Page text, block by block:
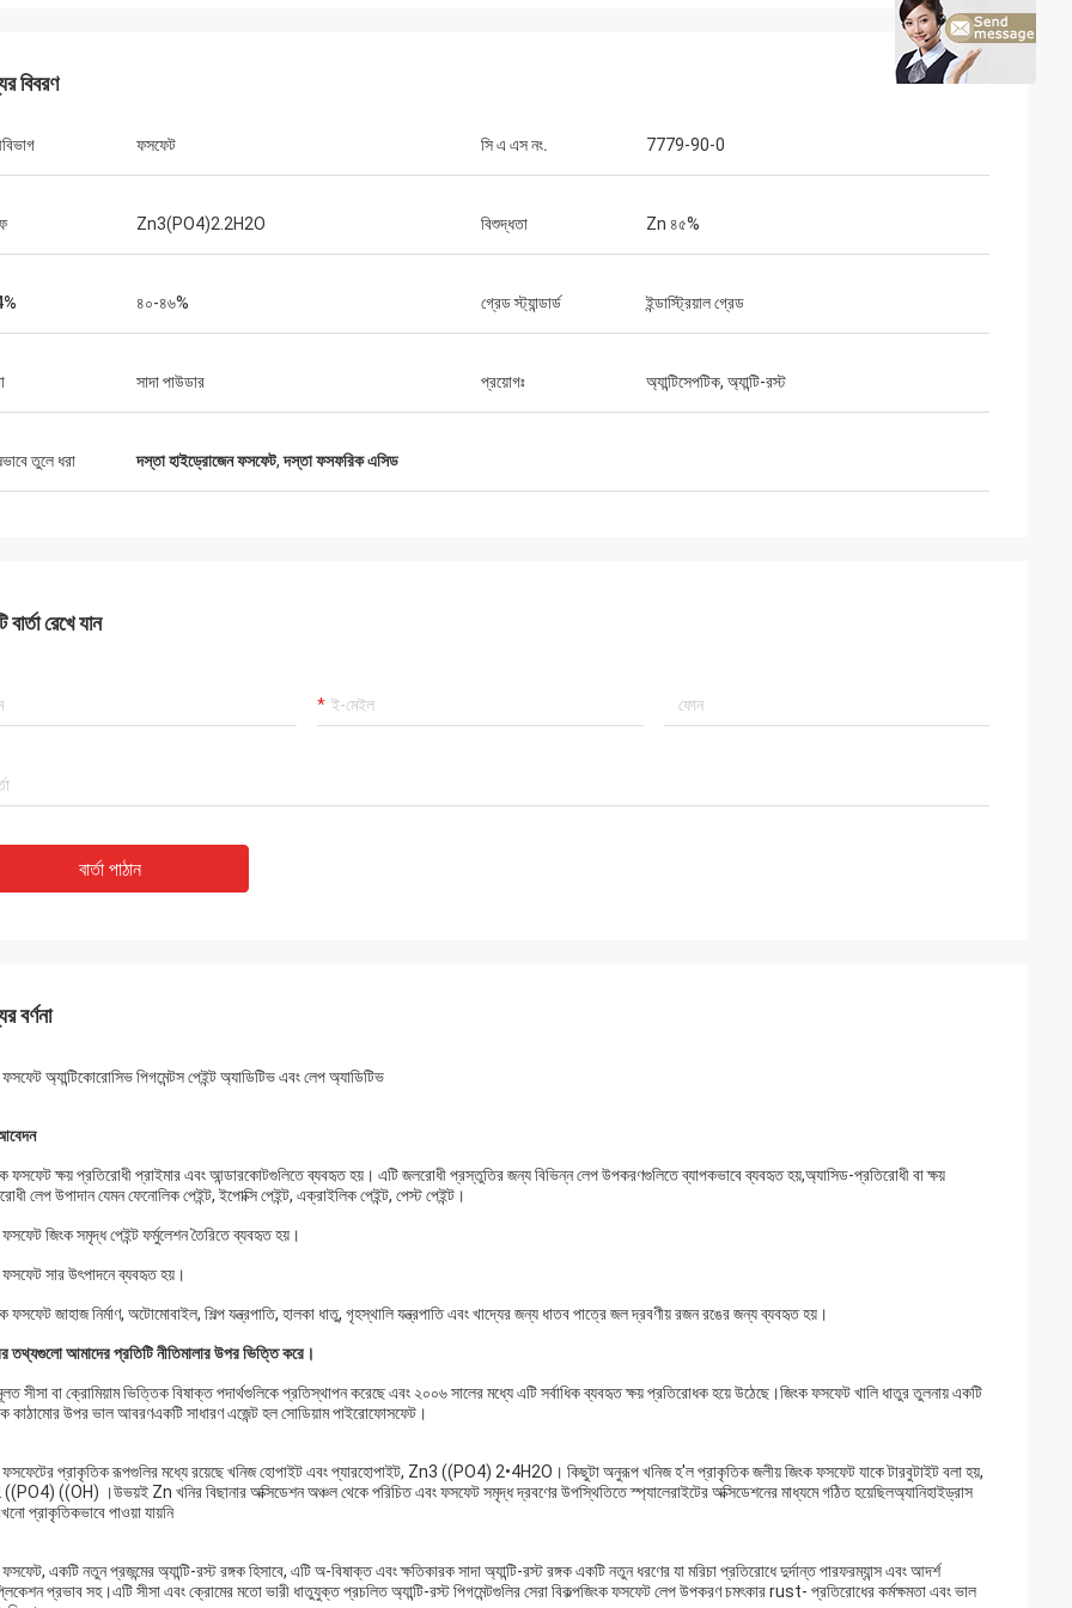
বিবরণ
ফসফেট সি এ এস নং. 7779-90-0
Zn3(PO4)2.2H2O বিশুদ্ধতা Zn ৪৫%
৪০-৪৬% গ্রেড স্ট্যান্ডার্ড ইন্ডাস্ট্রিয়াল গ্রেড
সাদা পাউডার প্রয়োগঃ অ্যান্টিসেপটিক, অ্যান্টি-রস্ট
তুলে ধরা দস্তা হাইড্রোজেন ফসফেট,দস্তা ফসফরিক এসিড
বার্তা রেখে যান
বার্তা পাঠান
বর্ণনা
অ্যান্টিকোরোসিভ পিগমেন্টস পেইন্ট অ্যাডিটিভ এবং লেপ অ্যাডিটিভ
ফসফেট ক্ষয় প্রতিরোধী প্রাইমার এবং আন্ডারকোটগুলিতে ব্যবহৃত হয়। এটি জলরোধী প্রস্তুতির জন্য বিভিন্ন লেপ উপকরণগুলিতে ব্যাপকভাবে ব্যবহৃত হয়,অ্যাসিড-প্রতিরোধী বা ক্ষয়
লেপ উপাদান যেমন ফেনোলিক পেইন্ট, ইপোক্সি পেইন্ট, এক্রাইলিক পেইন্ট, পেস্ট পেইন্ট।
জিংক সমৃদ্ধ পেইন্ট ফর্মুলেশন তৈরিতে ব্যবহৃত হয়।
ফসফেট সার উৎপাদনে ব্যবহৃত হয়।
ফসফেট জাহাজ নির্মাণ, অটোমোবাইল, শিল্প যন্ত্রপাতি, হালকা ধাতু, গৃহস্থালি যন্ত্রপাতি এবং খাদ্যের জন্য ধাতব পাত্রে জল দ্রবণীয় রজন রঙের জন্য ব্যবহৃত হয়।
তথ্যগুলো আমাদের প্রতিটি নীতিমালার উপর ভিত্তি করে।
সীসা বা ক্রোমিয়াম ভিত্তিক বিষাক্ত পদার্থগুলিকে প্রতিস্থাপন করেছে এবং ২০০৬ সালের মধ্যে এটি সর্বাধিক ব্যবহৃত ক্ষয় প্রতিরোধক হয়ে উঠেছে।জিংক ফসফেট খালি ধাতুর তুলনায় একটি
কাঠামোর উপর ভাল আবরণএকটি সাধারণ এজেন্ট হল সোডিয়াম পাইরোফোসফেট।
ফসফেটের প্রাকৃতিক রূপগুলির মধ্যে রয়েছে খনিজ হোপাইট এবং প্যারহোপাইট, Zn3 ((PO4) 2•4H2O। কিছুটা অনুরূপ খনিজ হ'ল প্রাকৃতিক জলীয় জিংক ফসফেট যাকে টারবুটাইট বলা হয়,
((OH) ।উভয়ই Zn খনির বিছানার অক্সিডেশন অঞ্চল থেকে পরিচিত এবং ফসফেট সমৃদ্ধ দ্রবণের উপস্থিতিতে স্প্যালেরাইটের অক্সিডেশনের মাধ্যমে গঠিত হয়েছিলঅ্যানিহাইড্রাস
প্রাকৃতিকভাবে পাওয়া যায়নি
একটি নতুন প্রজন্মের অ্যান্টি-রস্ট রঙ্গক হিসাবে, এটি অ-বিষাক্ত এবং ক্ষতিকারক সাদা অ্যান্টি-রস্ট রঙ্গক একটি নতুন ধরণের যা মরিচা প্রতিরোধে দুর্দান্ত পারফরম্যান্স এবং আদর্শ
প্রভাব সহ।এটি সীসা এবং ক্রোমের মতো ভারী ধাতুযুক্ত প্রচলিত অ্যান্টি-রস্ট পিগমেন্টগুলির সেরা বিকল্পজিংক ফসফেট লেপ উপকরণ চমৎকার rust- প্রতিরোধের কর্মক্ষমতা এবং ভাল